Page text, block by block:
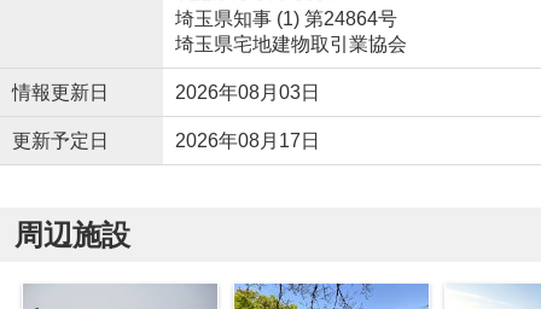
埼玉県知事 (1) 第24864号
埼玉県宅地建物取引業協会
情報更新日 2026年08月03日
更新予定日 2026年08月17日
周辺施設